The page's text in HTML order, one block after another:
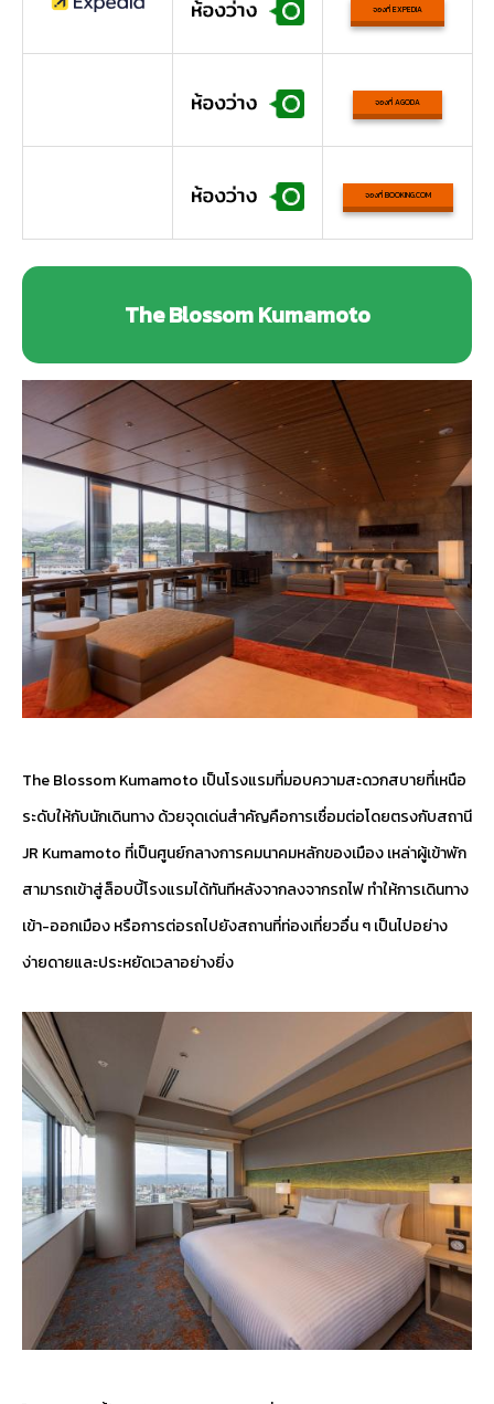
จองที่ EXPEDIA
จองที่ AGODA
จองที่ BOOKING.COM
The Blossom Kumamoto
The Blossom Kumamoto เป็นโรงแรมที่มอบความสะดวกสบายที่เหนือ
ระดับให้กับนักเดินทาง ด้วยจุดเด่นสำคัญคือการเชื่อมต่อโดยตรงกับสถานี
JR Kumamoto ที่เป็นศูนย์กลางการคมนาคมหลักของเมือง เหล่าผู้เข้าพัก
สามารถเข้าสู่ล็อบบี้โรงแรมได้ทันทีหลังจากลงจากรถไฟ ทำให้การเดินทาง
เข้า-ออกเมือง หรือการต่อรถไปยังสถานที่ท่องเที่ยวอื่น ๆ เป็นไปอย่าง
ง่ายดายและประหยัดเวลาอย่างยิ่ง